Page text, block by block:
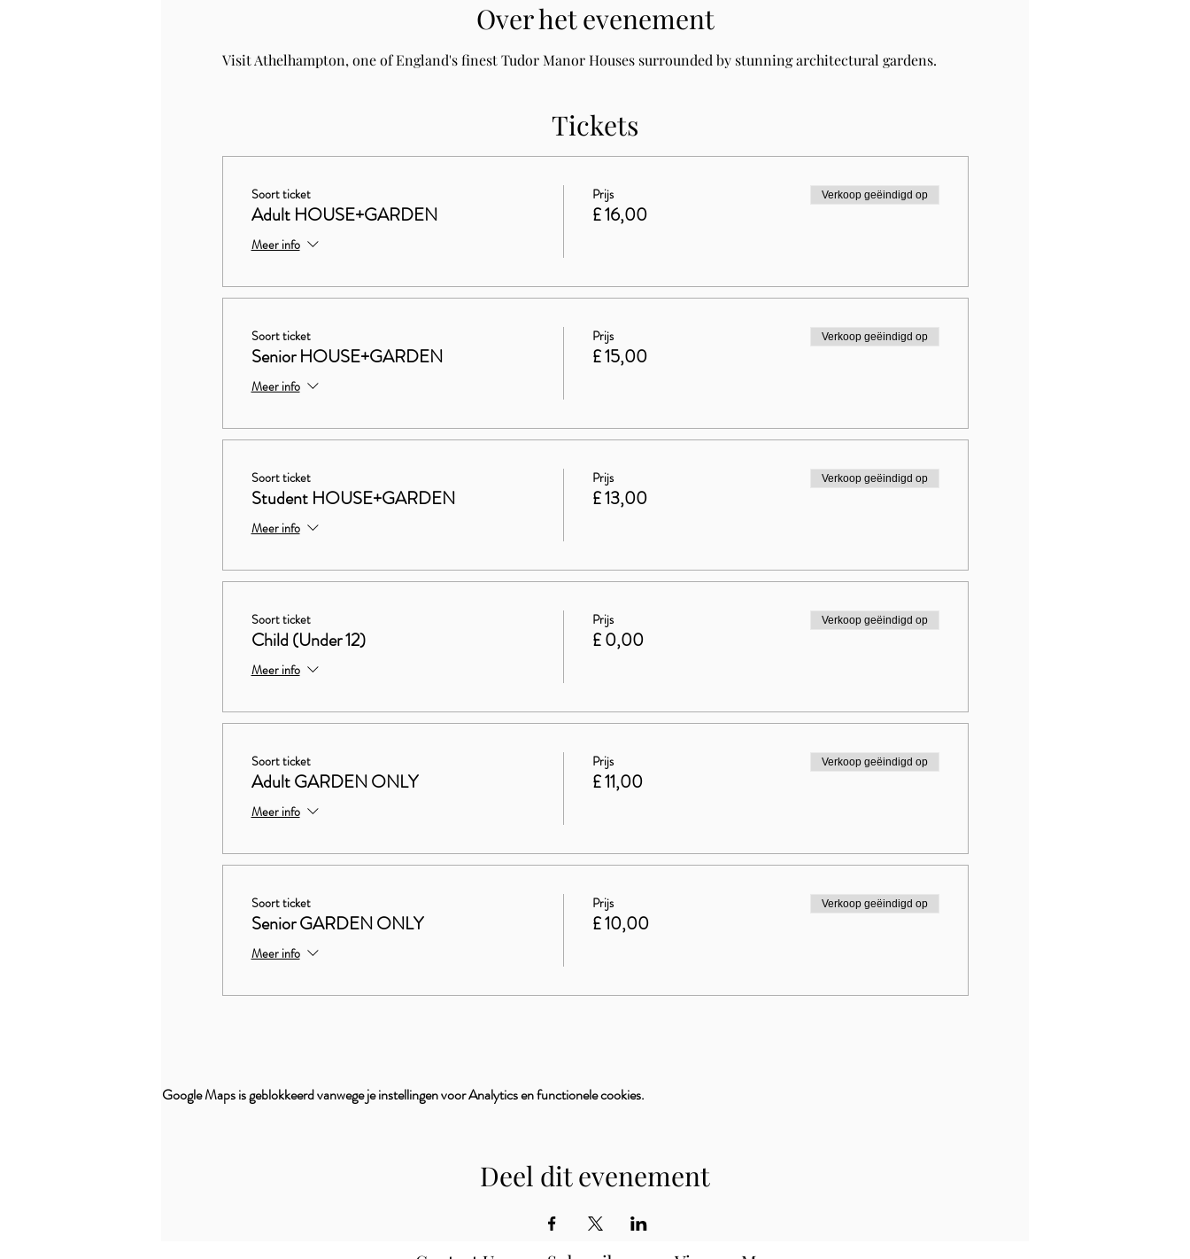
Over het evenement
Visit Athelhampton, one of England's finest Tudor Manor Houses surrounded by stunning architectural gardens.
Tickets
Soort ticket
Adult HOUSE+GARDEN
Meer info
Prijs
£ 16,00
Verkoop geëindigd op
Soort ticket
Senior HOUSE+GARDEN
Meer info
Prijs
£ 15,00
Verkoop geëindigd op
Soort ticket
Student HOUSE+GARDEN
Meer info
Prijs
£ 13,00
Verkoop geëindigd op
Soort ticket
Child (Under 12)
Meer info
Prijs
£ 0,00
Verkoop geëindigd op
Soort ticket
Adult GARDEN ONLY
Meer info
Prijs
£ 11,00
Verkoop geëindigd op
Soort ticket
Senior GARDEN ONLY
Meer info
Prijs
£ 10,00
Verkoop geëindigd op
Google Maps is geblokkeerd vanwege je instellingen voor Analytics en functionele cookies.
Deel dit evenement